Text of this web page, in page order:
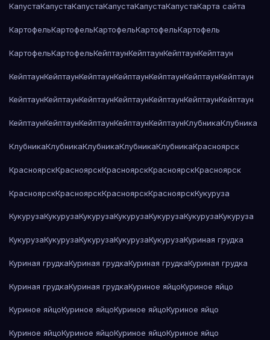
КапустаКапустаКапустаКапустаКапустаКапустаКарта сайта
КартофельКартофельКартофельКартофельКартофель
КартофельКартофельКейптаунКейптаунКейптаунКейптаун
КейптаунКейптаунКейптаунКейптаунКейптаунКейптаунКейптаун
КейптаунКейптаунКейптаунКейптаунКейптаунКейптаунКейптаун
КейптаунКейптаунКейптаунКейптаунКейптаунКлубникаКлубника
КлубникаКлубникаКлубникаКлубникаКлубникаКрасноярск
КрасноярскКрасноярскКрасноярскКрасноярскКрасноярск
КрасноярскКрасноярскКрасноярскКрасноярскКукуруза
КукурузаКукурузаКукурузаКукурузаКукурузаКукурузаКукуруза
КукурузаКукурузаКукурузаКукурузаКукурузаКуриная грудка
Куриная грудкаКуриная грудкаКуриная грудкаКуриная грудка
Куриная грудкаКуриная грудкаКуриное яйцоКуриное яйцо
Куриное яйцоКуриное яйцоКуриное яйцоКуриное яйцо
Куриное яйцоКуриное яйцоКуриное яйцоКуриное яйцо